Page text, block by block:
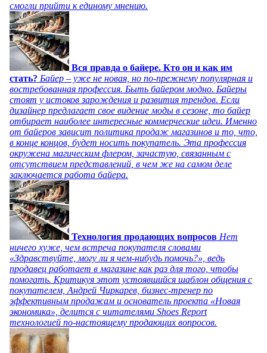
смогли прийти к единому мнению.
Вся правда о байере. Кто он и как им
стать? Байер – уже не новая, но по-прежнему популярная и
востребованная профессия. Быть байером модно. Байеры
стоят у истоков зарождения и развития трендов. Если
дизайнер предлагает свое видение моды в сезоне, то байер
отбирает наиболее интересные коммерческие идеи. Именно
от байеров зависит политика продаж магазинов и то, что,
в конце концов, будет носить покупатель. Эта профессия
окружена магическим флером, зачастую, связанным с
отсутствием представлений, в чем же на самом деле
заключается работа байера.
Технология продающих вопросов Нет
ничего хуже, чем встреча покупателя словами
«Здравствуйте, могу ли я чем-нибудь помочь?», ведь
продавец работает в магазине как раз для того, чтобы
помогать. Критикуя этот устоявшийся шаблон общения с
покупателем, Андрей Чиркарев, бизнес-тренер по
эффективным продажам и основатель проекта «Новая
экономика», делится с читателями Shoes Report
технологией по-настоящему продающих вопросов.